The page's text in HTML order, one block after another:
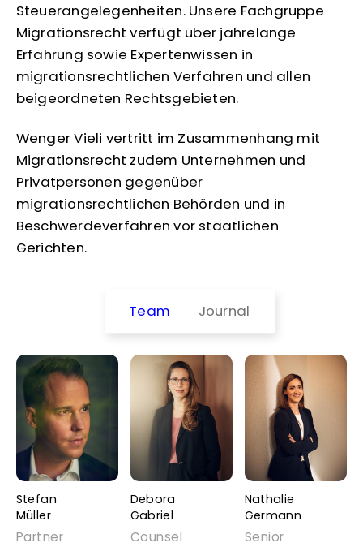
Steuerangelegenheiten. Unsere Fachgruppe
Migrationsrecht verfügt über jahrelange
Erfahrung sowie Expertenwissen in
migrationsrechtlichen Verfahren und allen
beigeordneten Rechtsgebieten.
Wenger Vieli vertritt im Zusammenhang mit
Migrationsrecht zudem Unternehmen und
Privatpersonen gegenüber
migrationsrechtlichen Behörden und in
Beschwerdeverfahren vor staatlichen
Gerichten.
Team Journal
Stefan
Müller
Partner
Debora
Gabriel
Counsel
Nathalie
Germann
Senior